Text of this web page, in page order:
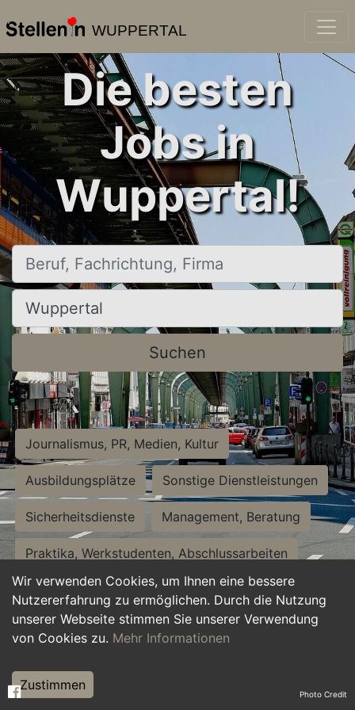
WUPPERTAL
Wir verwenden Cookies, um Ihnen eine bessere
Nutzererfahrung zu ermöglichen. Durch die Nutzung
unserer Webseite stimmen Sie unserer Verwendung
von Cookies zu. Mehr Informationen
Zustimmen
Die besten
Jobs in
Wuppertal!
Beruf, Fachrichtung, Firma
Ort, Stadt
Suchen
Journalismus, PR, Medien, Kultur
Ausbildungsplätze Sonstige Dienstleistungen
Sicherheitsdienste Management, Beratung
Praktika, Werkstudenten, Abschlussarbeiten
Personalwesen Assistenz, Sekretariat
Hilfskräfte, Aushilfs- und Nebenjobs
Weiterbildung, Studium, duale Ausbildung Photo Credit